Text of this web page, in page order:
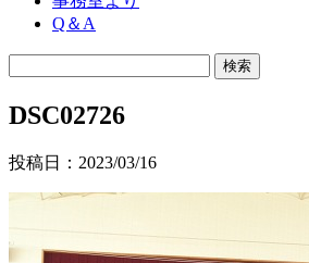
Q＆A
DSC02726
投稿日：2023/03/16